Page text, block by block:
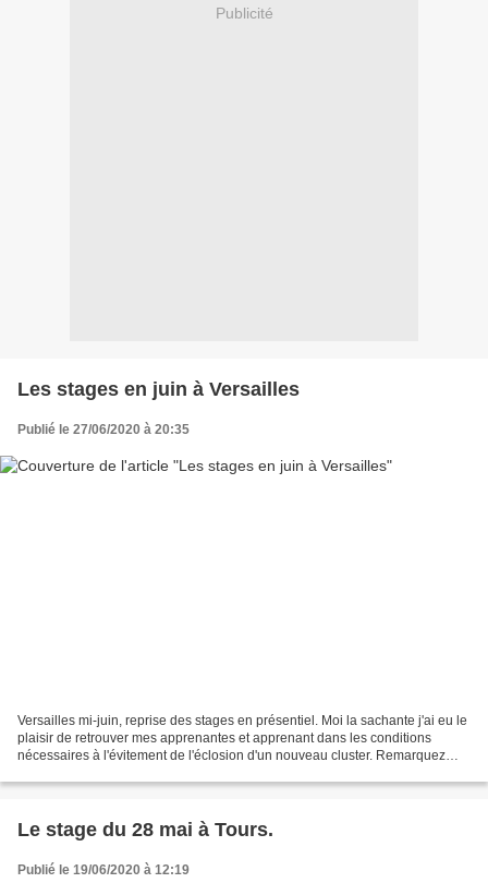
Publicité
Les stages en juin à Versailles
Publié le 27/06/2020 à 20:35
Versailles mi-juin, reprise des stages en présentiel. Moi la sachante j'ai eu le
plaisir de retrouver mes apprenantes et apprenant dans les conditions
nécessaires à l'évitement de l'éclosion d'un nouveau cluster. Remarquez
Le stage du 28 mai à Tours.
Publié le 19/06/2020 à 12:19